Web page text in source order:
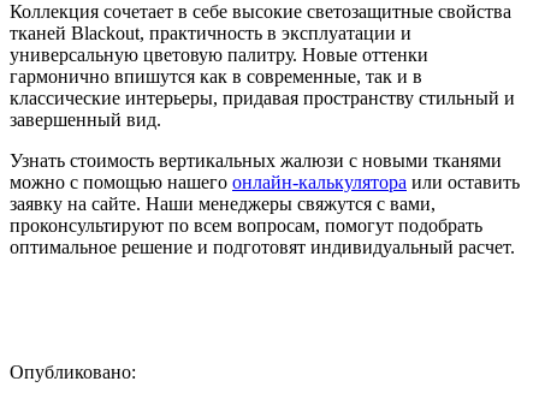
Коллекция сочетает в себе высокие светозащитные свойства
тканей Blackout, практичность в эксплуатации и
универсальную цветовую палитру. Новые оттенки
гармонично впишутся как в современные, так и в
классические интерьеры, придавая пространству стильный и
завершенный вид.
Узнать стоимость вертикальных жалюзи с новыми тканями
можно с помощью нашего онлайн-калькулятора или оставить
заявку на сайте. Наши менеджеры свяжутся с вами,
проконсультируют по всем вопросам, помогут подобрать
оптимальное решение и подготовят индивидуальный расчет.
Опубликовано: